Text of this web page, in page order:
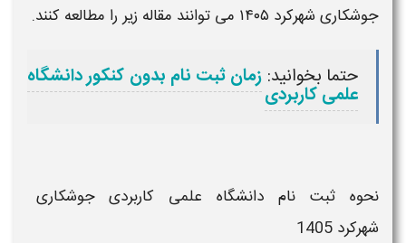
جوشکاری شهرکرد ۱۴۰۵
می توانند مقاله زیر را مطالعه کنند.
حتما بخوانید: زمان ثبت نام بدون کنکور دانشگاه
علمی کاربردی
نحوه ثبت نام دانشگاه علمی کاربردی جوشکاری
شهرکرد 1405